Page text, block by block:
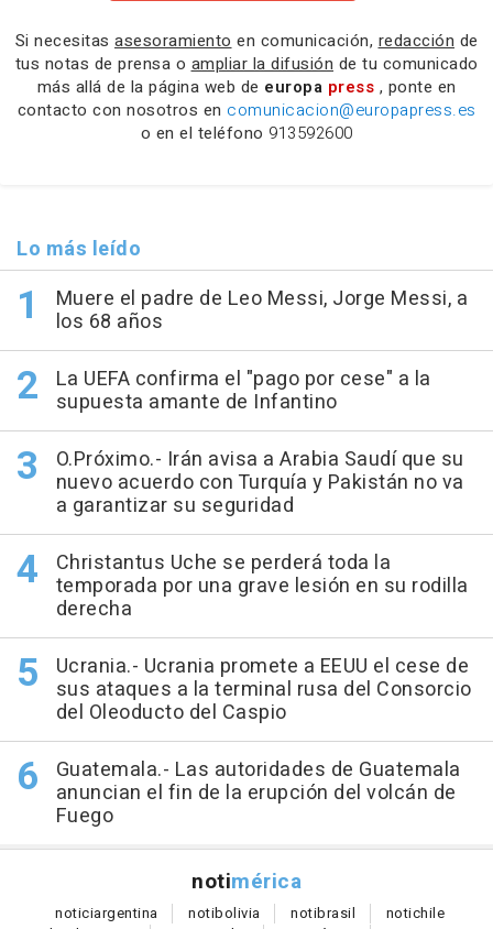
Si necesitas asesoramiento en comunicación, redacción de
tus notas de prensa o ampliar la difusión de tu comunicado
más allá de la página web de europa press , ponte en
contacto con nosotros en comunicacion@europapress.es
o en el teléfono 913592600
Lo más leído
Muere el padre de Leo Messi, Jorge Messi, a
los 68 años
La UEFA confirma el "pago por cese" a la
supuesta amante de Infantino
O.Próximo.- Irán avisa a Arabia Saudí que su
nuevo acuerdo con Turquía y Pakistán no va
a garantizar su seguridad
Christantus Uche se perderá toda la
temporada por una grave lesión en su rodilla
derecha
Ucrania.- Ucrania promete a EEUU el cese de
sus ataques a la terminal rusa del Consorcio
del Oleoducto del Caspio
Guatemala.- Las autoridades de Guatemala
anuncian el fin de la erupción del volcán de
Fuego
notimérica
noticiargentina notibolivia notibrasil notichile